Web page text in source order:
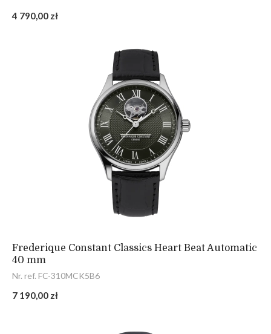
4 790,00 zł
Frederique Constant Classics Heart Beat Automatic
40 mm
Nr. ref. FC-310MCK5B6
7 190,00 zł